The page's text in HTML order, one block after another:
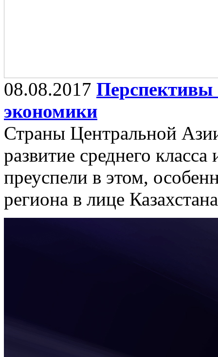
08.08.2017 Перспективы
экономики
Страны Центральной
развитие среднего
преуспели в этом,
региона в лице